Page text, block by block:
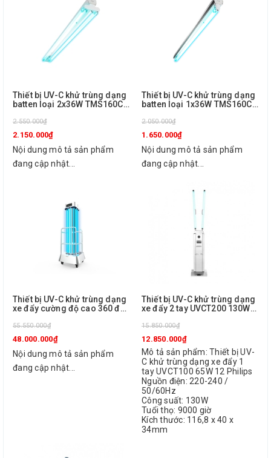
Thiết bị UV-C khử trùng dạng
batten loại 2x36W TMS160C
2.550.000₫
2.150.000₫
Nội dung mô tả sản phẩm
đang cập nhật...
Thiết bị UV-C khử trùng dạng
batten loại 1x36W TMS160C
2.050.000₫
1.650.000₫
Nội dung mô tả sản phẩm
đang cập nhật...
Thiết bị UV-C khử trùng dạng
xe đẩy cường độ cao 360 độ
55.550.000₫
48.000.000₫
Nội dung mô tả sản phẩm
đang cập nhật...
Thiết bị UV-C khử trùng dạng
xe đẩy 2 tay UVCT200 130W
15.850.000₫
12.850.000₫
Mô tả sản phẩm: Thiết bị UV-
C khử trùng dạng xe đẩy 1
tay UVCT100 65W 12 Philips
Nguồn điện: 220-240 /
50/60Hz
Công suất: 130W
Tuổi thọ: 9000 giờ
Kích thước: 116,8 x 40 x
34mm